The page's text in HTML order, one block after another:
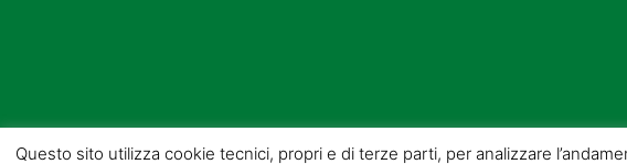
Questo sito utilizza cookie tecnici, propri e di terze parti, per analizzare